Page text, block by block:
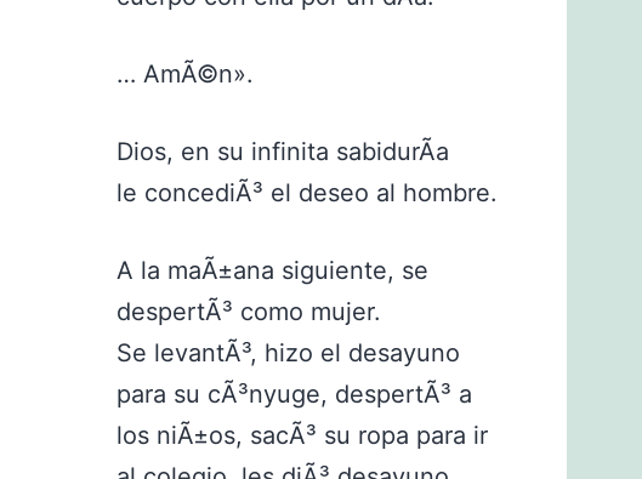
… AmÃ©n».
Dios, en su infinita sabidurÃ­a
le concediÃ³ el deseo al hombre.
A la maÃ±ana siguiente, se
despertÃ³ como mujer.
Se levantÃ³, hizo el desayuno
para su cÃ³nyuge, despertÃ³ a
los niÃ±os, sacÃ³ su ropa para ir